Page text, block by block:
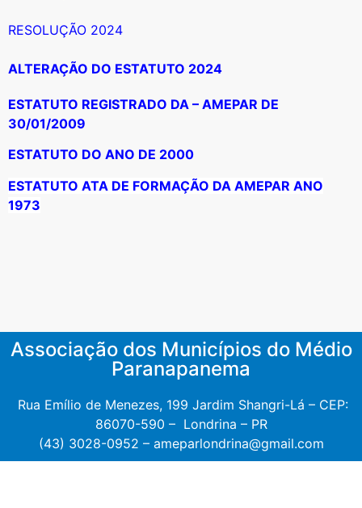
RESOLUÇÃO 2024
ALTERAÇÃO DO ESTATUTO 2024
ESTATUTO REGISTRADO DA – AMEPAR DE
30/01/2009
ESTATUTO DO ANO DE 2000
ESTATUTO ATA DE FORMAÇÃO DA AMEPAR ANO
1973
Associação dos Municípios do Médio
Paranapanema
Rua Emílio de Menezes, 199 Jardim Shangri-Lá – CEP:
86070-590 – Londrina – PR
(43) 3028-0952 – ameparlondrina@gmail.com